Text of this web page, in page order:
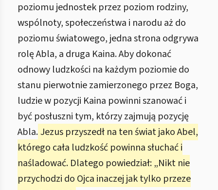
poziomu jednostek przez poziom rodziny,
wspólnoty, społeczeństwa i narodu aż do
poziomu światowego, jedna strona odgrywa
rolę Abla, a druga Kaina. Aby dokonać
odnowy ludzkości na każdym poziomie do
stanu pierwotnie zamierzonego przez Boga,
ludzie w pozycji Kaina powinni szanować i
być posłuszni tym, którzy zajmują pozycję
Abla.Jezus przyszedł na ten świat jako Abel,
którego cała ludzkość powinna słuchać i
naśladować. Dlatego powiedział: „Nikt nie
przychodzi do Ojca inaczej jak tylko przeze